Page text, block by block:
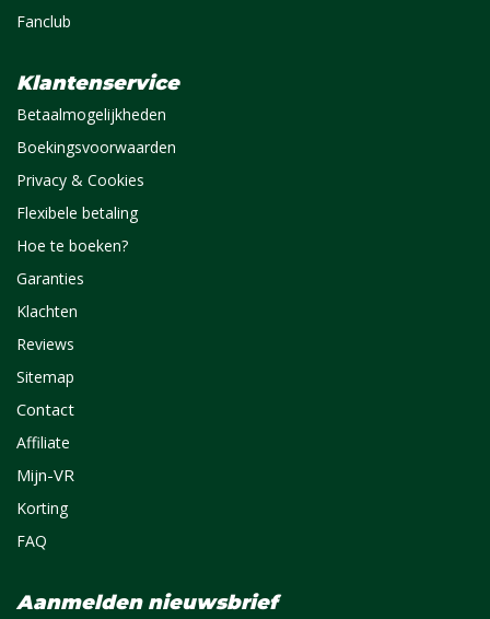
Fanclub
Klantenservice
Betaalmogelijkheden
Boekingsvoorwaarden
Privacy & Cookies
Flexibele betaling
Hoe te boeken?
Garanties
Klachten
Reviews
Sitemap
Contact
Affiliate
Mijn-VR
Korting
FAQ
Aanmelden nieuwsbrief